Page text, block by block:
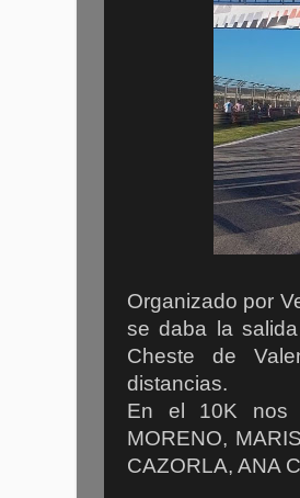
Organizado por
se daba la
Cheste de
distancias.
En el 10K nos
MORENO,
CAZORLA, ANA